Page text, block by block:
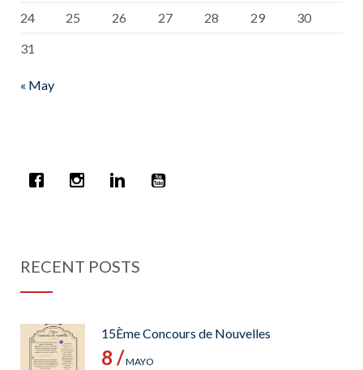
24 25 26 27 28 29
30
31
« May
RECENT POSTS
15Ème Concours de Nouvelles
8 /MAYO